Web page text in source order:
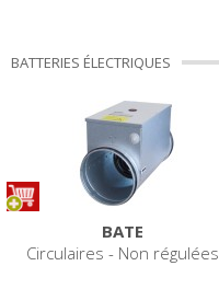
BATTERIES ÉLECTRIQUES
BATE
Circulaires - Non régulées